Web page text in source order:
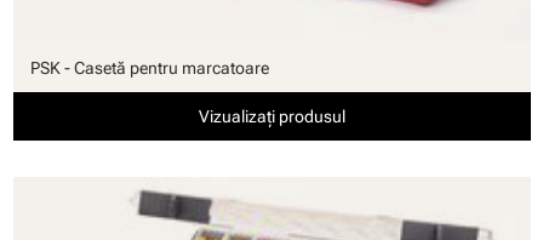
PSK - Casetă pentru marcatoare
Vizualizați produsul